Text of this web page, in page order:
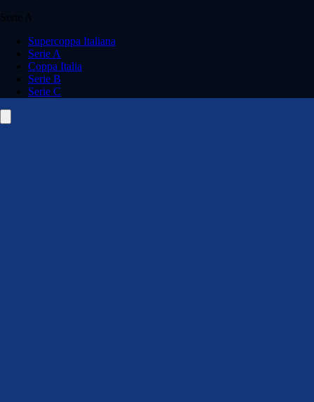
Serie A
Supercoppa Italiana
Serie A
Coppa Italia
Serie B
Serie C